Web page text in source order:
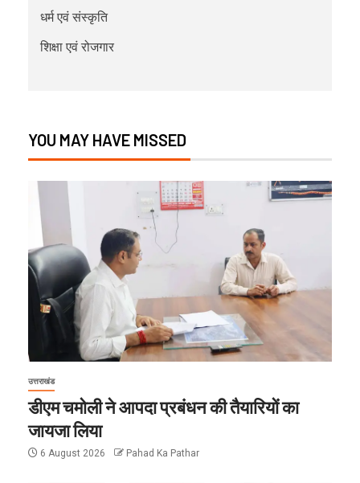
धर्म एवं संस्कृति
शिक्षा एवं रोजगार
YOU MAY HAVE MISSED
उत्तराखंड
डीएम चमोली ने आपदा प्रबंधन की तैयारियों का
जायजा लिया
6 August 2026 Pahad Ka Pathar